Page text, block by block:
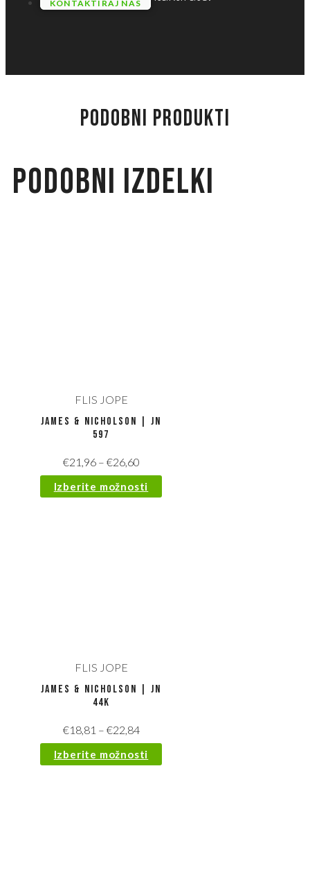
KONTAKTIRAJ NAS
PODOBNI PRODUKTI
Podobni izdelki
FLIS JOPE
James & Nicholson | JN
597
€21,96– €26,60
Izberite možnosti
FLIS JOPE
James & Nicholson | JN
44K
€18,81 – €22,84
Izberite možnosti